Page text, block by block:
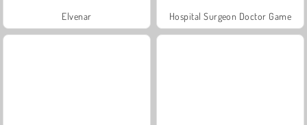
Elvenar Hospital Surgeon Doctor Game